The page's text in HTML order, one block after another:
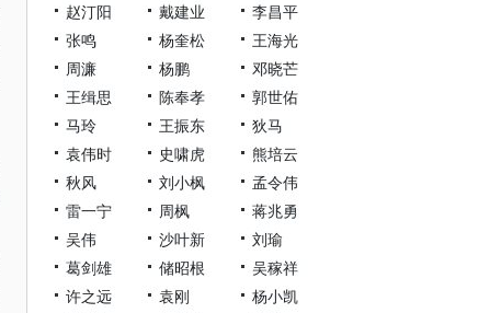
赵汀阳
戴建业
李昌平
张鸣
杨奎松
王海光
周濂
杨鹏
邓晓芒
王缉思
陈奉孝
郭世佑
马玲
王振东
狄马
袁伟时
史啸虎
熊培云
秋风
刘小枫
孟令伟
雷一宁
周枫
蒋兆勇
吴伟
沙叶新
刘瑜
葛剑雄
储昭根
吴稼祥
许之远
袁刚
杨小凯